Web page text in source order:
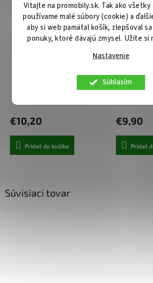
Vitajte na promobily.sk. Tak ako
používame malé súbory (cookie) a
aby si web pamätal košík, zlepšoval
ponuky, ktoré dávajú zmysel. Užite si
Nastavenie
Súhlasím
Súvisiaci tovar
Zadný pevný kryt LUXURY na
€10,20
Pridať do košíka
Techsuit
€9,90
Pridať